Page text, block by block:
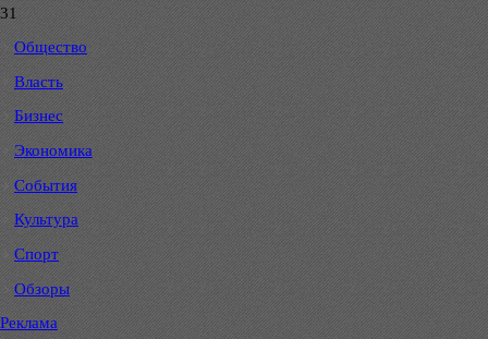
31
Общество
Власть
Бизнес
Экономика
События
Культура
Спорт
Обзоры
Реклама